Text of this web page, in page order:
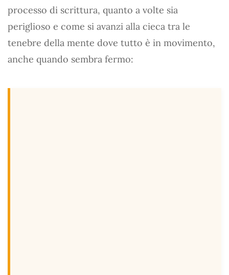
processo di scrittura, quanto a volte sia
periglioso e come si avanzi alla cieca tra le
tenebre della mente dove tutto è in movimento,
anche quando sembra fermo: